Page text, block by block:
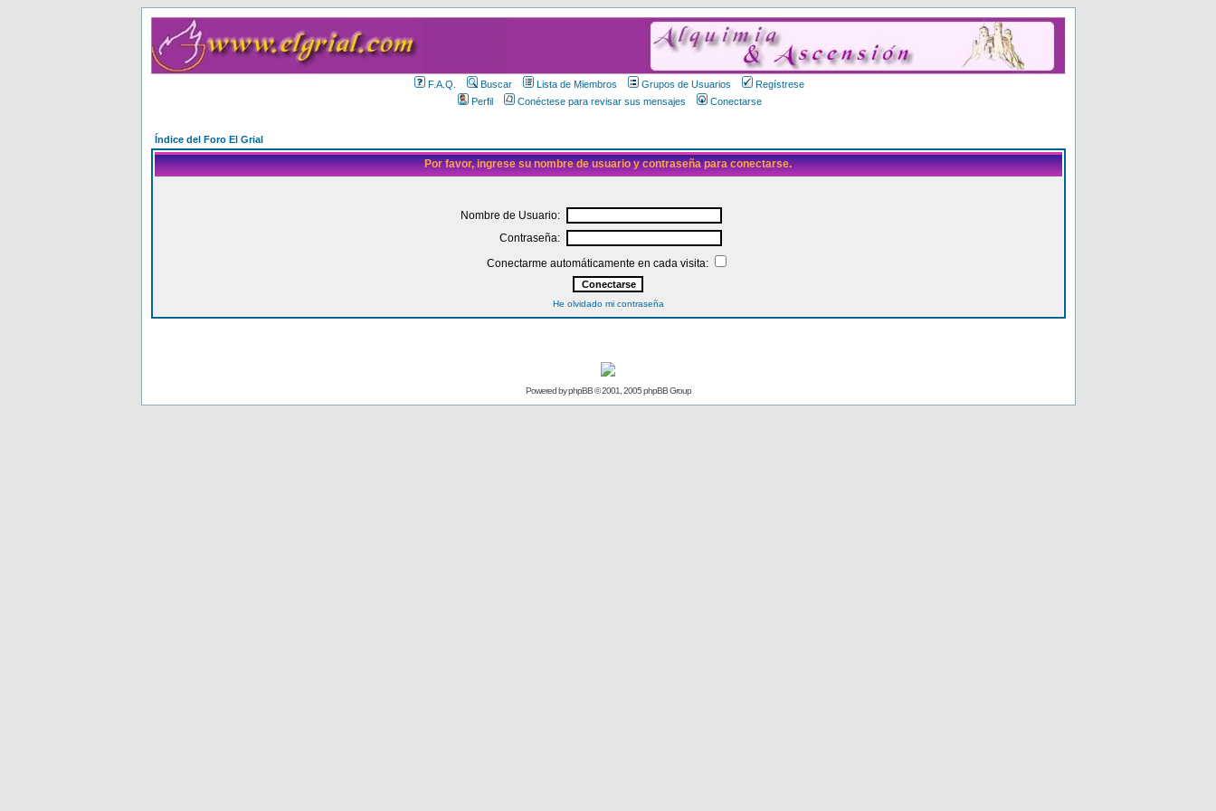
F.A.Q. Buscar Lista de Miembros Grupos de Usuarios
Regístrese
Perfil
Conéctese para revisar sus mensajes Conectarse
Índice del Foro El Grial
Por favor, ingrese su nombre de usuario y contraseña para conectarse.
Nombre de Usuario:
Contraseña:
Conectarme automáticamente en cada visita:
He olvidado mi contraseña
Powered byphpBB© 2001, 2005 phpBB Group